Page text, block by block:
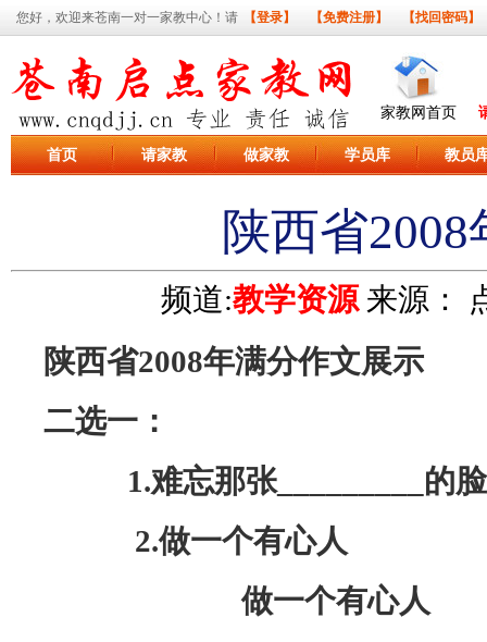
您好，欢迎来苍南一对一家教中心！请 【登录】 【免费注册】 【找回密码】
家教网首页
首页 请家教 做家教 学员库 教员
陕西省
频道:教学资源来源：
陕西省2008年满分作文展示
二选一：
1.难忘那张_________的
2.做一个有心人
做一个有心人